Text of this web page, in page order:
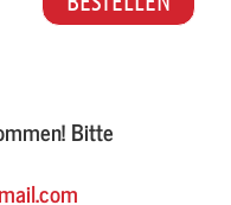
Bitte